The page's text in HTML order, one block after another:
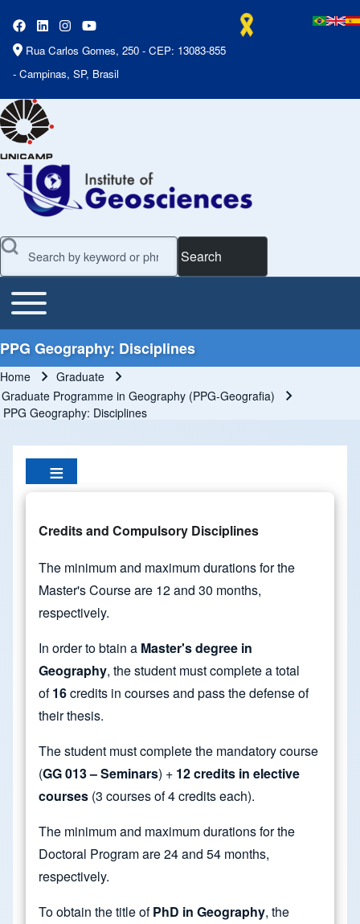
Rua Carlos Gomes, 250 - CEP: 13083-855
- Campinas, SP, Brasil
Search
Main Menu
Toggle main menu
PPG Geography: Disciplines
Breadcrumb
Home
Graduate
Graduate Programme in Geography (PPG-Geografia)
PPG Geography: Disciplines
Credits and Compulsory Disciplines
The minimum and maximum durations for the
Master's Course are 12 and 30 months,
respectively.
In order to btain a Master's degree in
Geography, the student must complete a total
of16credits in courses and pass the defense of
their thesis.
The student must complete the mandatory course
(GG 013 – Seminars) + 12 credits in elective
courses (3 courses of 4 credits each).
The minimum and maximum durations for the
Doctoral Program are 24 and 54 months,
respectively.
To obtain the title ofPhD in Geography, the